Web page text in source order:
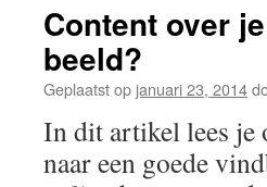
inhoud
Content over
beeld?
Geplaatst op januari 23, 2014
In dit artikel lees je
naar een goede